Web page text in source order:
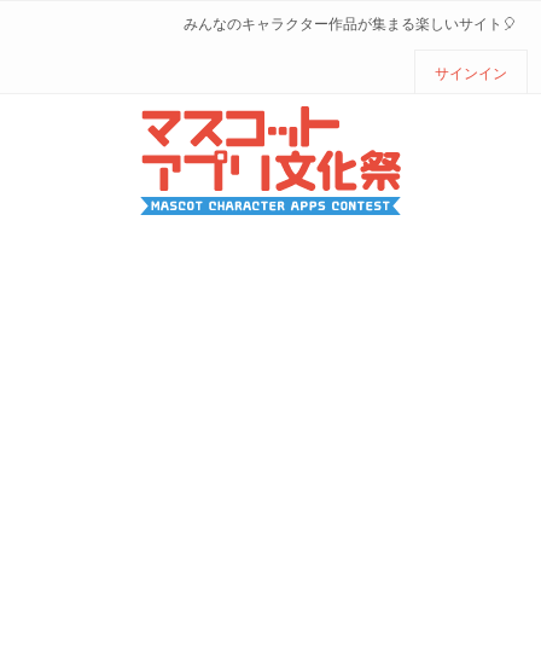
みんなのキャラクター作品が集まる楽しいサイト🎈
サインイン